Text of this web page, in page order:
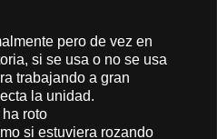
pero de vez en
si se usa o no se usa
trabajando a gran
la unidad.
roto
si estuviera rozando